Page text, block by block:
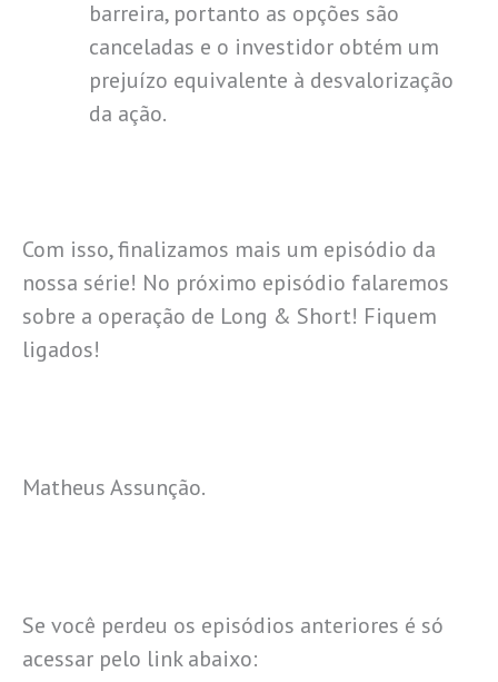
barreira, portanto as opções são
canceladas e o investidor obtém um
prejuízo equivalente à desvalorização
da ação.
Com isso, finalizamos mais um episódio da
nossa série! No próximo episódio falaremos
sobre a operação de Long & Short! Fiquem
ligados!
Matheus Assunção.
Se você perdeu os episódios anteriores é só
acessar pelo link abaixo: